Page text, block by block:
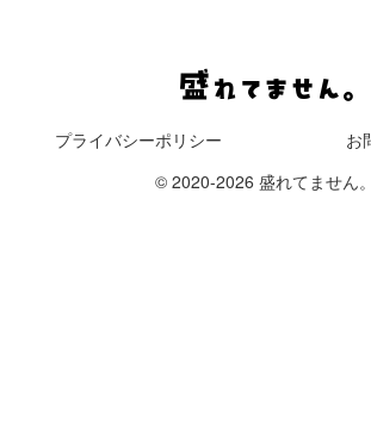
プライバシーポリシー
お
© 2020-2026 盛れてません